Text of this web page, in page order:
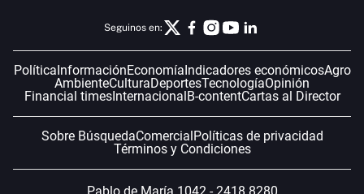
Seguinos en:
PolíticaInformaciónEconomíaIndicadores económicosAgro
AmbienteCulturaDeportesTecnologíaOpinión
Financial timesInternacionalB-contentCartas al Director
Sobre BúsquedaComercialPolíticas de privacidad
Términos y Condiciones
Pablo de María 1042 - 2418 8280